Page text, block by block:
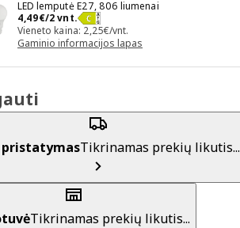
LED lemputė E27, 806 liumenai
4,49€/2 vnt.
Kaina 4,49€/2 vnt.
Vieneto kaina: 2,25€/vnt.
Gaminio informacijos lapas
Tikrinamas prekių likutis...
Tikrinamas prekių likutis...